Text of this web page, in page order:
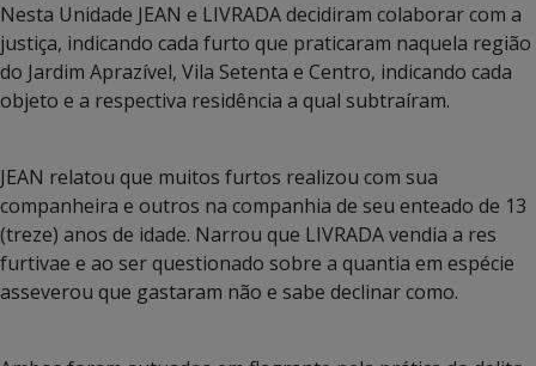
Nesta Unidade JEAN e LIVRADA decidiram colaborar com a
justiça, indicando cada furto que praticaram naquela região
do Jardim Aprazível, Vila Setenta e Centro, indicando cada
objeto e a respectiva residência a qual subtraíram.
JEAN relatou que muitos furtos realizou com sua
companheira e outros na companhia de seu enteado de 13
(treze) anos de idade. Narrou que LIVRADA vendia a res
furtivae e ao ser questionado sobre a quantia em espécie
asseverou que gastaram não e sabe declinar como.